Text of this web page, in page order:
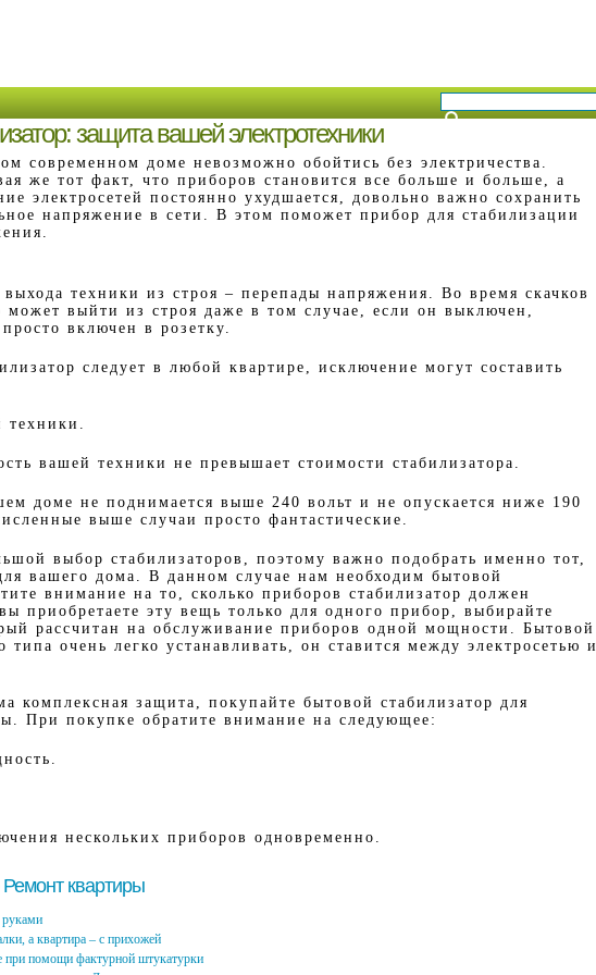
защита вашей электротехники
современном доме невозможно обойтись без электричества.
же тот факт, что приборов становится все больше и больше, а
электросетей постоянно ухудшается, довольно важно сохранить
напряжение в сети. В этом поможет прибор для стабилизации
техники из строя – перепады напряжения. Во время скачков
может выйти из строя даже в том случае, если он выключен,
включен в розетку.
следует в любой квартире, исключение могут составить
техники.
вашей техники не превышает стоимости стабилизатора.
доме не поднимается выше 240 вольт и не опускается ниже 190
выше случаи просто фантастические.
выбор стабилизаторов, поэтому важно подобрать именно тот,
вашего дома. В данном случае нам необходим бытовой
внимание на то, сколько приборов стабилизатор должен
приобретаете эту вещь только для одного прибор, выбирайте
рассчитан на обслуживание приборов одной мощности. Бытовой
типа очень легко устанавливать, он ставится между электросетью и
комплексная защита, покупайте бытовой стабилизатор для
При покупке обратите внимание на следующее:
нескольких приборов одновременно.
Ремонт квартиры
а квартира – с прихожей
при помощи фактурной штукатурки